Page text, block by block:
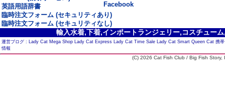
英語用語辞書
Facebook
臨時注文フォーム (セキュリティあり)
臨時注文フォーム (セキュリティなし)
輸入水着,下着,インポートランジェリー,コスチュー
運営ブログ : Lady Cat Mega Shop Lady Cat Express Lady Cat Time Sale Lady Cat Smart Queen Cat 携
情報
(C) 2026 Cat Fish Club / Big Fish Story,